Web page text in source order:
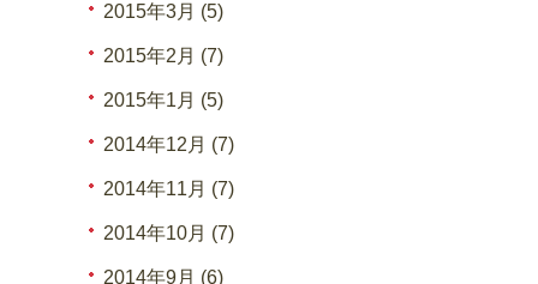
2015年3月 (5)
2015年2月 (7)
2015年1月 (5)
2014年12月 (7)
2014年11月 (7)
2014年10月 (7)
2014年9月 (6)